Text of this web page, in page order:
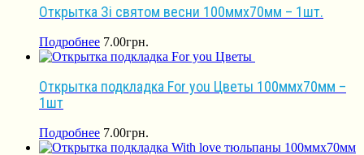
Открытка Зі святом весни 100ммх70мм – 1шт.
Подробнее 7.00грн.
Открытка подкладка For you Цветы 100ммх70мм –
1шт
Подробнее 7.00грн.